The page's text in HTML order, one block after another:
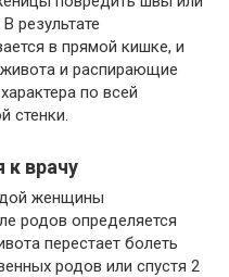
результате
в прямой кишке, и
и распирающие
по всей
стенки.
к врачу
женщины
родов определяется
перестает болеть
родов или спустя 2